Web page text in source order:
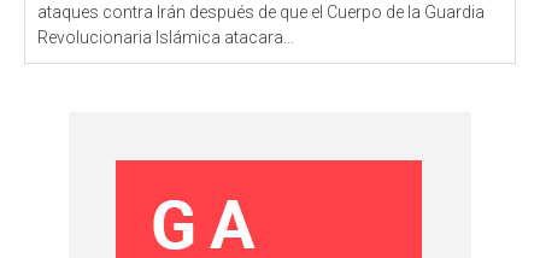
ataques contra Irán después de que el Cuerpo de la Guardia
Revolucionaria Islámica atacara...